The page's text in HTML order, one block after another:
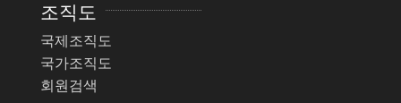
조직도
국제조직도
국가조직도
회원검색